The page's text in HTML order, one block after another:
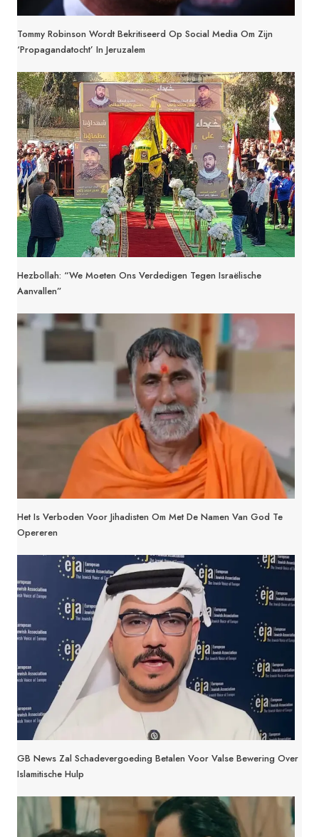
Tommy Robinson Wordt Bekritiseerd Op Social Media Om Zijn
‘propagandatocht’ In Jeruzalem
Hezbollah: “We Moeten Ons Verdedigen Tegen Israëlische
Aanvallen”
Het Is Verboden Voor Jihadisten Om Met De Namen Van God Te
Opereren
GB News Zal Schadevergoeding Betalen Voor Valse Bewering Over
Islamitische Hulp